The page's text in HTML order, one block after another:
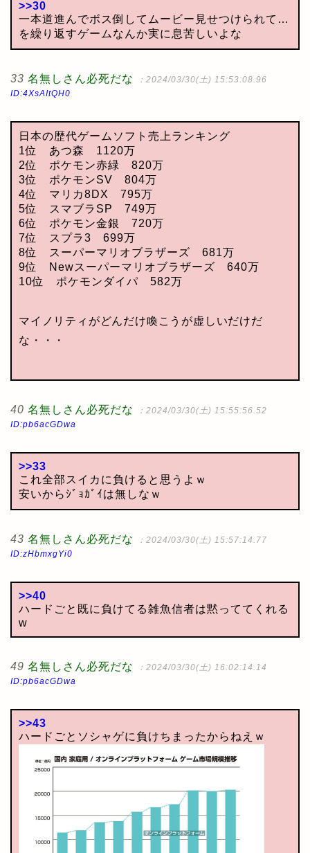
>>30
一本道進んでボス倒してムービー見せつけられて…
を繰り返すゲームなんか実に息苦しいよな
33 名無しさん必死だな
：2024/03/30(土) 15:53:08.96
ID:4XsAItQH0
日本の歴代ゲームソフト売上ランキング
1位 あつ森 1120万
2位 ポケモン赤緑 820万
3位 ポケモンSV 804万
4位 マリカ8DX 795万
5位 スマブラSP 749万
6位 ポケモン金銀 720万
7位 スプラ3 699万
8位 スーパーマリオブラザーズ 681万
9位 Newスーパーマリオブラザーズ 640万
10位 ポケモンダイパ 582万
マイノリティがどんだけ喚こうが虚しいだけだ
な・・・
40 名無しさん必死だな
：2024/03/30(土) 15:55:56.52
ID:pb6acGDwa
>>33
これ全部スイカに負けると思うよｗ
安いからｼﾞｮｶﾞｲは無しなｗ
43 名無しさん必死だな
：2024/03/30(土) 15:57:14.77
ID:zHbmxgYi0
>>40
ハードごと既に負けてる雑魚信者は黙っててくれる
w
49 名無しさん必死だな
：2024/03/30(土) 16:02:14.14
ID:pb6acGDwa
>>43
ハードごとソシャゲに負けちまったからねえｗ